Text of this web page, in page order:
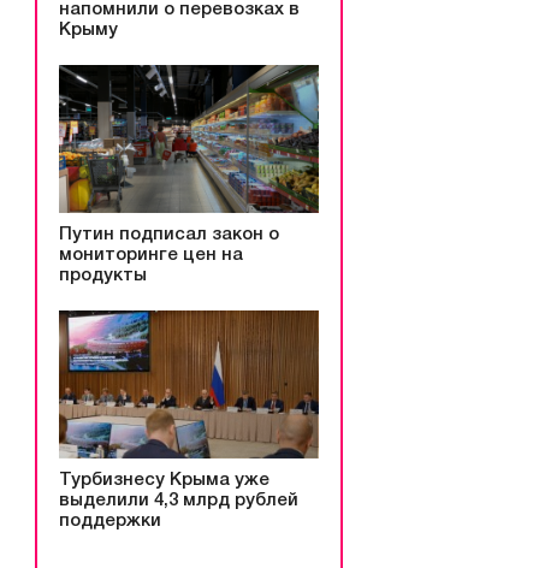
напомнили о перевозках в
Крыму
Путин подписал закон о
мониторинге цен на
продукты
Турбизнесу Крыма уже
выделили 4,3 млрд рублей
поддержки